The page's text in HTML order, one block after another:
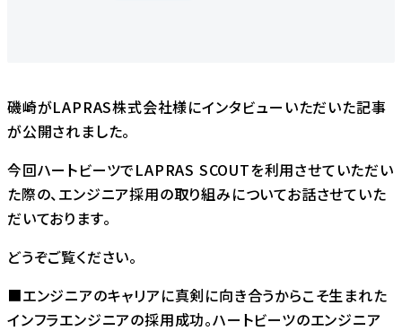
磯崎がLAPRAS株式会社様にインタビューいただいた記事
が公開されました。
今回ハートビーツでLAPRAS SCOUTを利用させていただい
た際の、エンジニア採用の取り組みについてお話させていた
だいております。
どうぞご覧ください。
■エンジニアのキャリアに真剣に向き合うからこそ生まれた
インフラエンジニアの採用成功。ハートビーツのエンジニア